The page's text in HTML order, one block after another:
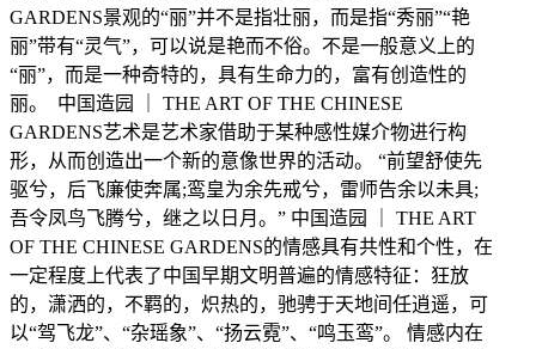
GARDENS景观的“丽”并不是指壮丽，而是指“秀丽”“艳
丽”带有“灵气”，可以说是艳而不俗。不是一般意义上的
“丽”，而是一种奇特的，具有生命力的，富有创造性的
丽。
中国造园
THE ART OF THE CHINESE
GARDENS艺术是艺术家借助于某种感性媒介物进行构
形，从而创造出一个新的意像世界的活动。
“前望舒使先
驱兮，后飞廉使奔属;鸾皇为余先戒兮，雷师告余以未具;
吾令凤鸟飞腾兮，继之以日月。” 中国造园
THE ART
OF THE CHINESE GARDENS的情感具有共性和个性，在
一定程度上代表了中国早期文明普遍的情感特征：狂放
的，潇洒的，不羁的，炽热的，驰骋于天地间任逍遥，可
以“驾飞龙”、“杂瑶象”、“扬云霓”、“鸣玉鸾”。 情感内在